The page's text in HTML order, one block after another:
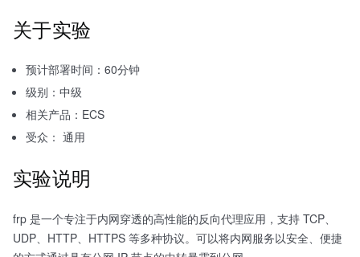
关于实验
预计部署时间：60分钟
级别：中级
相关产品：ECS
受众： 通用
实验说明
frp 是一个专注于内网穿透的高性能的反向代理应用，支持 TCP、
UDP、HTTP、HTTPS 等多种协议。可以将内网服务以安全、便捷